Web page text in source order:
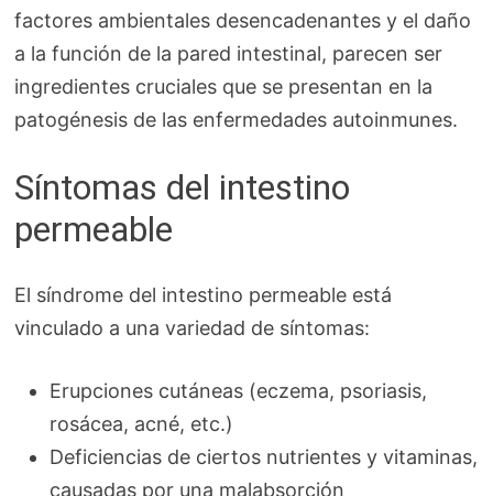
factores ambientales desencadenantes y el daño
a la función de la pared intestinal, parecen ser
ingredientes cruciales que se presentan en la
patogénesis de las enfermedades autoinmunes.
Síntomas del intestino
permeable
El síndrome del intestino permeable está
vinculado a una variedad de síntomas:
Erupciones cutáneas (eczema, psoriasis,
rosácea, acné, etc.)
Deficiencias de ciertos nutrientes y vitaminas,
causadas por una malabsorción